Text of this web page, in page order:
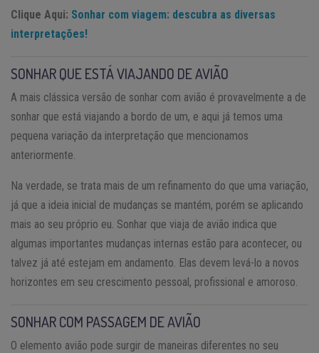
Clique Aqui: Sonhar com viagem: descubra as diversas
interpretações!
SONHAR QUE ESTÁ VIAJANDO DE AVIÃO
A mais clássica versão de sonhar com avião é provavelmente a de
sonhar que está viajando a bordo de um, e aqui já temos uma
pequena variação da interpretação que mencionamos
anteriormente.
Na verdade, se trata mais de um refinamento do que uma variação,
já que a ideia inicial de mudanças se mantém, porém se aplicando
mais ao seu próprio eu. Sonhar que viaja de avião indica que
algumas importantes mudanças internas estão para acontecer, ou
talvez já até estejam em andamento. Elas devem levá-lo a novos
horizontes em seu crescimento pessoal, profissional e amoroso.
SONHAR COM PASSAGEM DE AVIÃO
O elemento avião pode surgir de maneiras diferentes no seu